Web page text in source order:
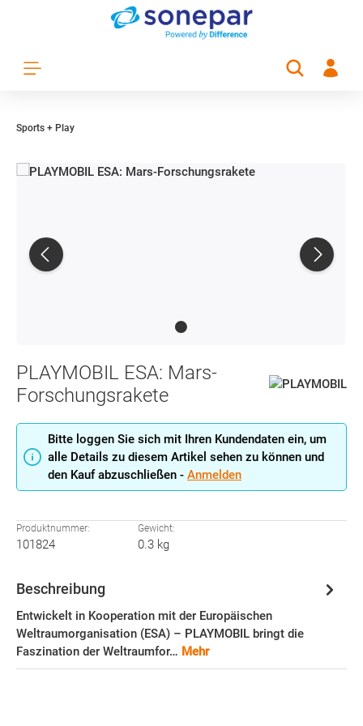
Zum Hauptinhalt springen
Sports + Play
PLAYMOBIL ESA: Mars-
Forschungsrakete
Bitte loggen Sie sich mit Ihren Kundendaten ein, um
alle Details zu diesem Artikel sehen zu können und
den Kauf abzuschließen - Anmelden
Produktnummer:
101824
Gewicht:
0.3 kg
Beschreibung
Entwickelt in Kooperation mit der Europäischen
Weltraumorganisation (ESA) – PLAYMOBIL bringt die
Faszination der Weltraumfor… Mehr